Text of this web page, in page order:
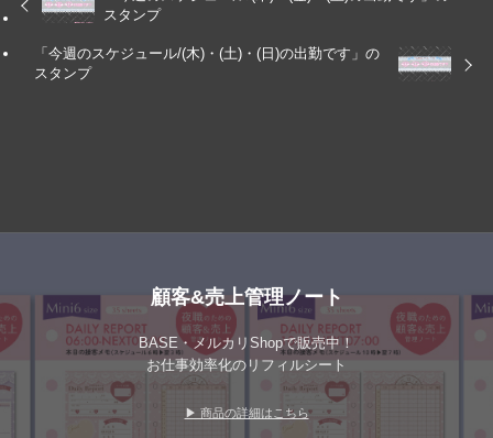
スタンプ
「今週のスケジュール/(木)・(土)・(日)の出勤です」の
スタンプ
顧客&売上管理ノート
BASE・メルカリShopで販売中！
お仕事効率化のリフィルシート
▶ 商品の詳細はこちら